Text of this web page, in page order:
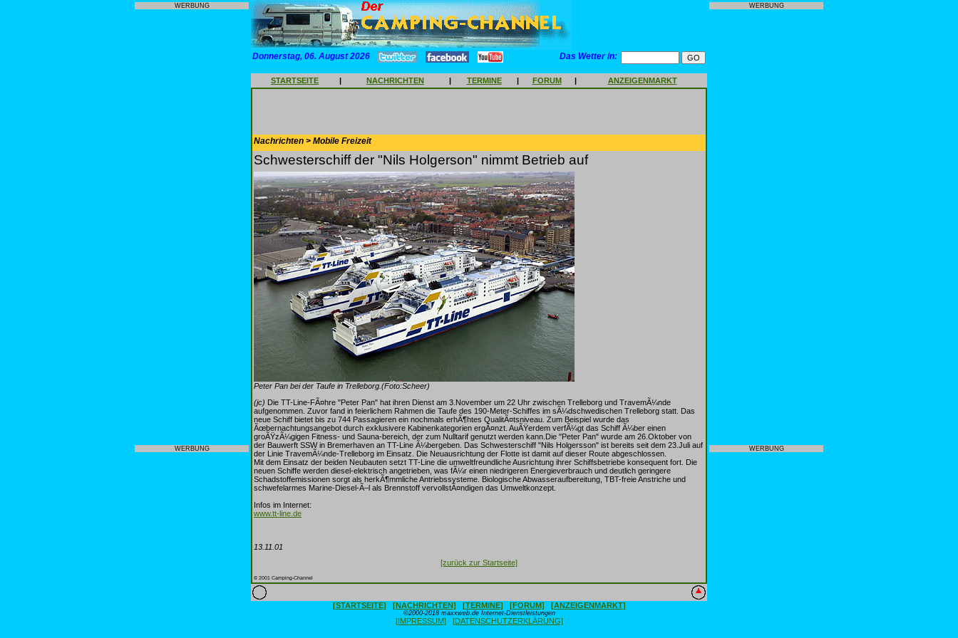
WERBUNG
WERBUNG
Donnerstag, 06. August 2026 Das Wetter in:
STARTSEITE | NACHRICHTEN | TERMINE | FORUM | ANZEIGENMARKT
Nachrichten > Mobile Freizeit
Schwesterschiff der "Nils Holgerson" nimmt Betrieb auf
Peter Pan bei der Taufe in Trelleborg.(Foto:Scheer)
(jc) Die TT-Line-FÃ¤hre "Peter Pan" hat ihren Dienst am 3.November um 22 Uhr zwischen Trelleborg und TravemÃ¼nde
aufgenommen. Zuvor fand in feierlichem Rahmen die Taufe des 190-Meter-Schiffes im sÃ¼dschwedischen Trelleborg statt. Das
neue Schiff bietet bis zu 744 Passagieren ein nochmals erhÃ¶htes QualitÃ¤tsniveau. Zum Beispiel wurde das
Ãœbernachtungsangebot durch exklusivere Kabinenkategorien ergÃ¤nzt. AuÃŸerdem verfÃ¼gt das Schiff Ã¼ber einen
groÃŸzÃ¼gigen Fitness- und Sauna-bereich, der zum Nulltarif genutzt werden kann.Die "Peter Pan" wurde am 26.Oktober von
der Bauwerft SSW in Bremerhaven an TT-Line Ã¼bergeben. Das Schwesterschiff "Nils Holgersson" ist bereits seit dem 23.Juli auf
der Linie TravemÃ¼nde-Trelleborg im Einsatz. Die Neuausrichtung der Flotte ist damit auf dieser Route abgeschlossen.
Mit dem Einsatz der beiden Neubauten setzt TT-Line die umweltfreundliche Ausrichtung ihrer Schiffsbetriebe konsequent fort. Die
neuen Schiffe werden diesel-elektrisch angetrieben, was fÃ¼r einen niedrigeren Energieverbrauch und deutlich geringere
Schadstoffemissionen sorgt als herkÃ¶mmliche Antriebssysteme. Biologische Abwasseraufbereitung, TBT-freie Anstriche und
schwefelarmes Marine-Diesel-Ã–l als Brennstoff vervollstÃ¤ndigen das Umweltkonzept.
Infos im Internet:
www.tt-line.de
13.11.01
[zurück zur Startseite]
© 2001 Camping-Channel
[STARTSEITE] [NACHRICHTEN] [TERMINE] [FORUM] [ANZEIGENMARKT]
©2000-2018 maxxweb.de Internet-Dienstleistungen
[IMPRESSUM] [DATENSCHUTZERKLÄRUNG]
WERBUNG
WERBUNG